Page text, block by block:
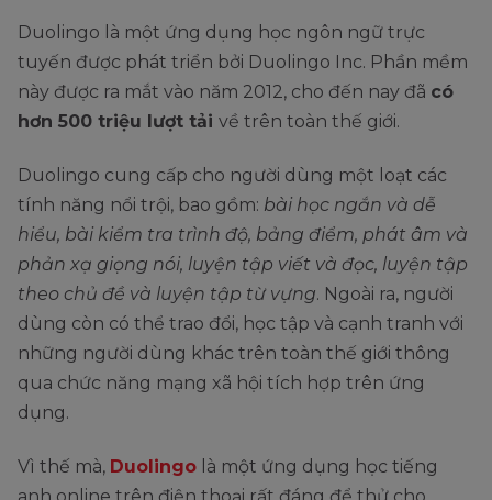
Duolingo là một ứng dụng học ngôn ngữ trực
tuyến được phát triển bởi Duolingo Inc. Phần mềm
này được ra mắt vào năm 2012, cho đến nay đã có
hơn 500 triệu lượt tải về trên toàn thế giới.
Duolingo cung cấp cho người dùng một loạt các
tính năng nổi trội, bao gồm: bài học ngắn và dễ
hiểu, bài kiểm tra trình độ, bảng điểm, phát âm và
phản xạ giọng nói, luyện tập viết và đọc, luyện tập
theo chủ đề và luyện tập từ vựng. Ngoài ra, người
dùng còn có thể trao đổi, học tập và cạnh tranh với
những người dùng khác trên toàn thế giới thông
qua chức năng mạng xã hội tích hợp trên ứng
dụng.
Vì thế mà, Duolingo là một ứng dụng học tiếng